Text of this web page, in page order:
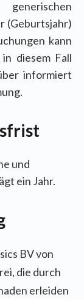
(Geburtsjahr)
kann
diesem Fall
informiert
und
ein Jahr.
BV von
die durch
erleiden